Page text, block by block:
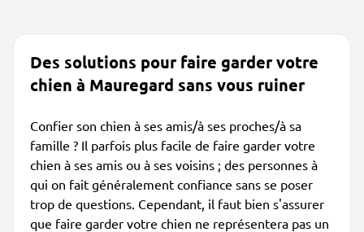
Des solutions pour faire garder votre
chien à Mauregard sans vous ruiner
Confier son chien à ses amis/à ses proches/à sa
famille ? Il parfois plus facile de faire garder votre
chien à ses amis ou à ses voisins ; des personnes à
qui on fait généralement confiance sans se poser
trop de questions. Cependant, il faut bien s'assurer
que faire garder votre chien ne représentera pas un